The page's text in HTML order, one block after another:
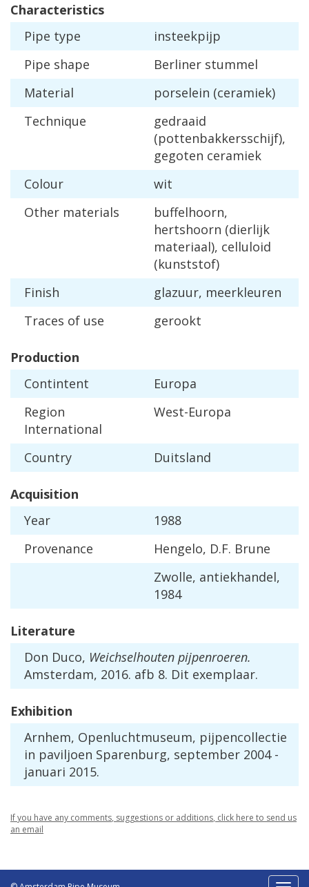
Characteristics
Pipe type
insteekpijp
Pipe shape Berliner stummel
Material
porselein (ceramiek)
Technique
gedraaid
(pottenbakkersschijf),
gegoten ceramiek
Colour
wit
Other materials buffelhoorn,
hertshoorn (dierlijk
materiaal), celluloid
(kunststof)
Finish
glazuur, meerkleuren
Traces of use gerookt
Production
Contintent
Europa
Region
International
West-Europa
Country Duitsland
Acquisition
Year
1988
Provenance
Hengelo, D.F. Brune
Zwolle, antiekhandel,
1984
Literature
Don Duco, Weichselhouten pijpenroeren.
Amsterdam, 2016. afb 8. Dit exemplaar.
Exhibition
Arnhem, Openluchtmuseum, pijpencollectie
in paviljoen Sparenburg, september 2004-
januari 2015.
Ifyou have any comments, suggestions or additions, click here to send us
an email